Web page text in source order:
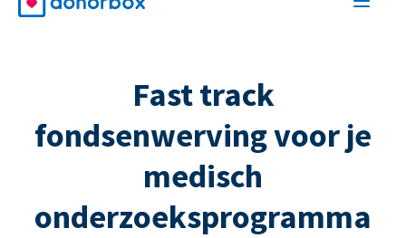
Fast track
fondsenwerving voor je
medisch
onderzoeksprogramma